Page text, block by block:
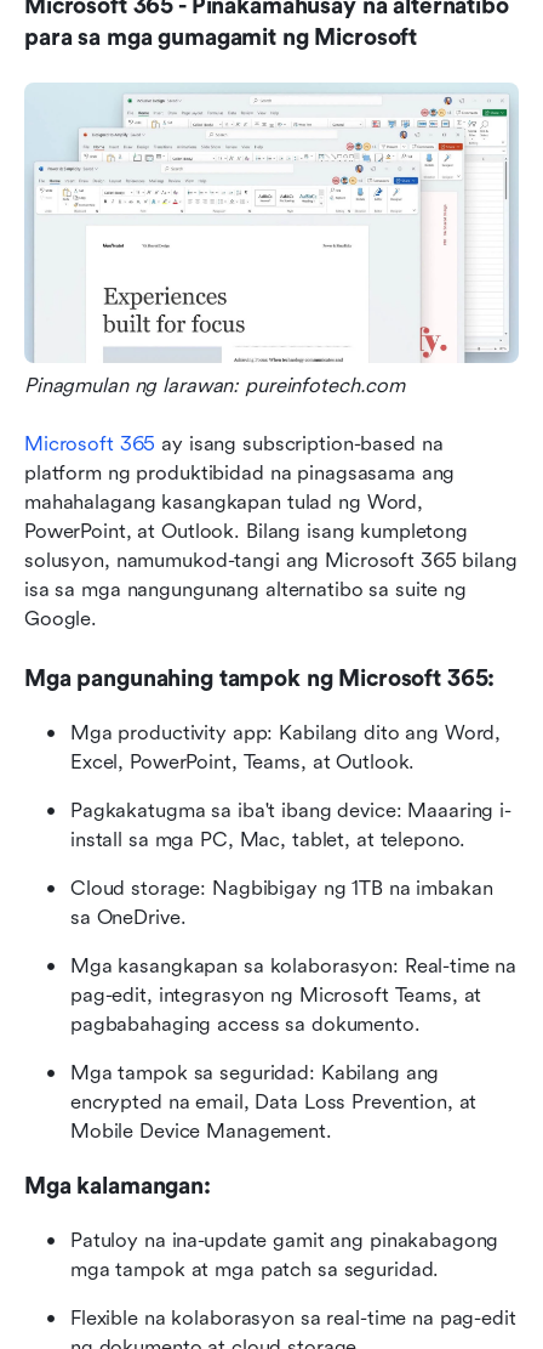
Microsoft 365 - Pinakamahusay na alternatibo
para sa mga gumagamit ng Microsoft
Pinagmulan ng larawan: pureinfotech.com
Microsoft 365 ay isang subscription-based na
platform ng produktibidad na pinagsasama ang
mahahalagang kasangkapan tulad ng Word,
PowerPoint, at Outlook. Bilang isang kumpletong
solusyon, namumukod-tangi ang Microsoft 365 bilang
isa sa mga nangungunang alternatibo sa suite ng
Google.
Mga pangunahing tampok ng Microsoft 365:
Mga productivity app: Kabilang dito ang Word,
Excel, PowerPoint, Teams, at Outlook.
Pagkakatugma sa iba't ibang device: Maaaring i-
install sa mga PC, Mac, tablet, at telepono.
Cloud storage: Nagbibigay ng 1TB na imbakan
sa OneDrive.
Mga kasangkapan sa kolaborasyon: Real-time na
pag-edit, integrasyon ng Microsoft Teams, at
pagbabahaging access sa dokumento.
Mga tampok sa seguridad: Kabilang ang
encrypted na email, Data Loss Prevention, at
Mobile Device Management.
Mga kalamangan:
Patuloy na ina-update gamit ang pinakabagong
mga tampok at mga patch sa seguridad.
Flexible na kolaborasyon sa real-time na pag-edit